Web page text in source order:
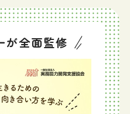
が全面監修